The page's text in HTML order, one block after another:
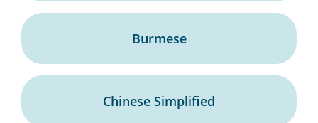
Burmese
Chinese Simplified